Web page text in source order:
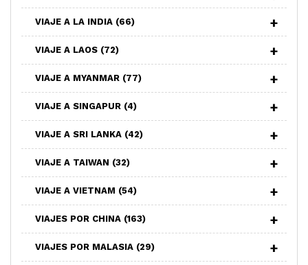
VIAJE A LA INDIA (66)
VIAJE A LAOS (72)
VIAJE A MYANMAR (77)
VIAJE A SINGAPUR (4)
VIAJE A SRI LANKA (42)
VIAJE A TAIWAN (32)
VIAJE A VIETNAM (54)
VIAJES POR CHINA (163)
VIAJES POR MALASIA (29)